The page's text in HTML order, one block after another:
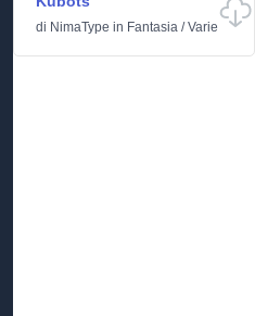
di NimaType in Fantasia /Varie